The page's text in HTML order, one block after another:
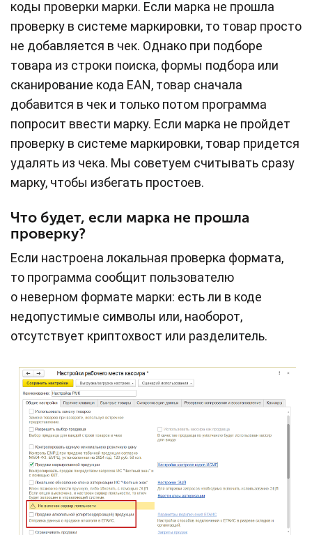
коды проверки марки. Если марка не прошла
проверку в системе маркировки, то товар просто
не добавляется в чек. Однако при подборе
товара из строки поиска, формы подбора или
сканирование кода EAN, товар сначала
добавится в чек и только потом программа
попросит ввести марку. Если марка не пройдет
проверку в системе маркировки, товар придется
удалять из чека. Мы советуем считывать сразу
марку, чтобы избегать простоев.
Что будет, если марка не прошла
проверку?
Если настроена локальная проверка формата,
то программа сообщит пользователю
о неверном формате марки: есть ли в коде
недопустимые символы или, наоборот,
отсутствует криптохвост или разделитель.